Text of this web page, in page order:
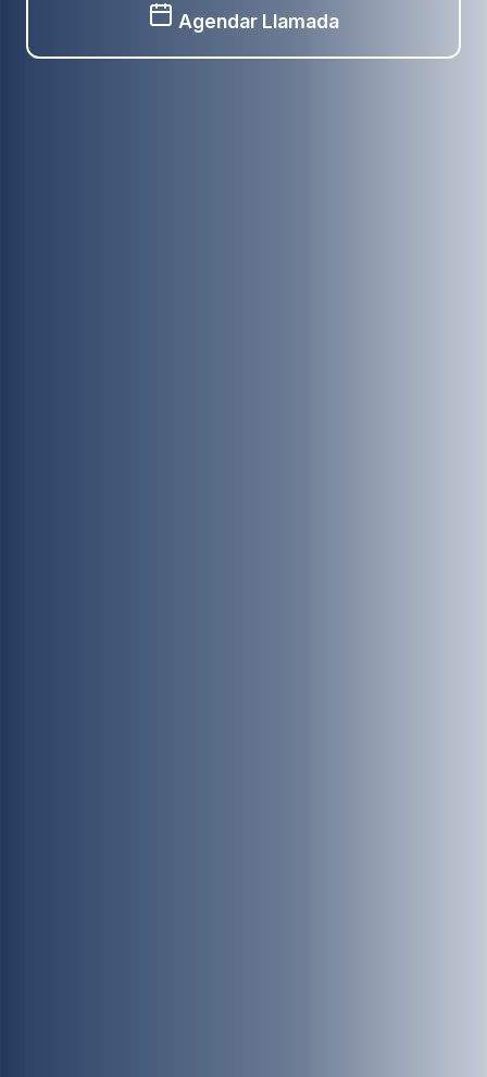
Agendar Llamada